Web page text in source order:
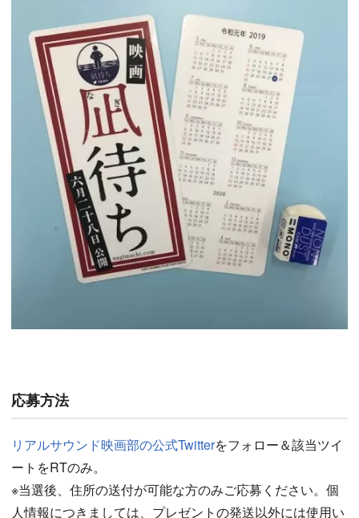
応募方法
リアルサウンド映画部の公式Twitterをフォロー＆該当ツイ
ートをRTのみ。
※当選後、住所の送付が可能な方のみご応募ください。個
人情報につきましては、プレゼントの発送以外には使用い